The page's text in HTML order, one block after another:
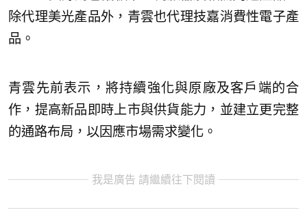
除代理美光產品外，青雲也代理技嘉消費性電子產
品。
青雲先前表示，將持續強化與原廠及客戶端的合
作，提高新品即時上市與供貨能力，並建立更完整
的通路布局，以因應市場需求變化。
我是廣告 請繼續往下閱讀